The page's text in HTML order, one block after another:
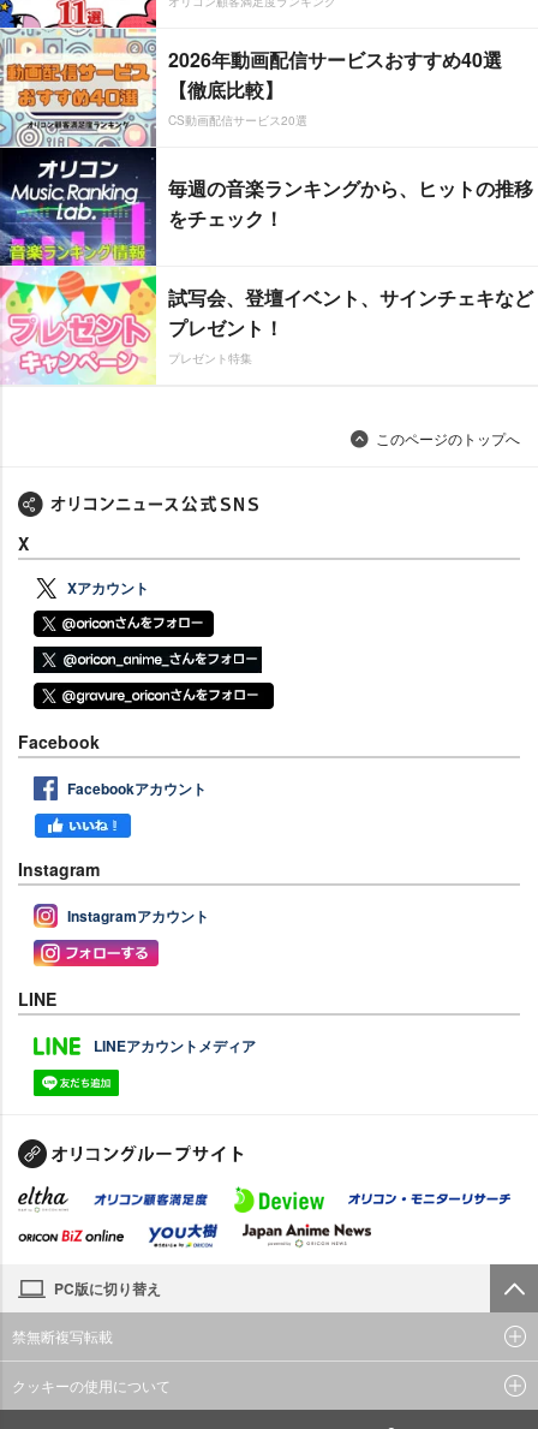
2026年動画配信サービスおすすめ40選
【徹底比較】
CS動画配信サービス20選
毎週の音楽ランキングから、ヒットの推移
をチェック！
試写会、登壇イベント、サインチェキなど
プレゼント！
プレゼント特集
このページのトップへ
X
Xアカウント
Facebook
Facebookアカウント
Instagram
Instagramアカウント
LINE
LINEアカウントメディア
PC版に切り替え
禁無断複写転載
クッキーの使用について